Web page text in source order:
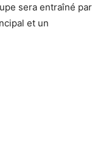
sera entraîné par
et un